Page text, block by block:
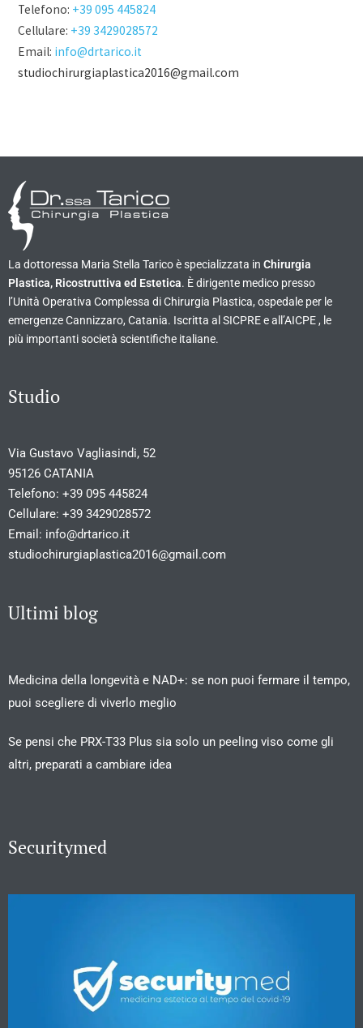
Telefono: +39 095 445824
Cellulare: +39 3429028572
Email: info@drtarico.it
studiochirurgiaplastica2016@gmail.com
La dottoressa Maria Stella Tarico è specializzata in Chirurgia
Plastica, Ricostruttiva ed Estetica. È dirigente medico presso
l’Unità Operativa Complessa di Chirurgia Plastica, ospedale per le
emergenze Cannizzaro, Catania. Iscritta al SICPRE e all’AICPE , le
più importanti società scientifiche italiane.
Studio
Via Gustavo Vagliasindi, 52
95126 CATANIA
Telefono: +39 095 445824
Cellulare: +39 3429028572
Email: info@drtarico.it
studiochirurgiaplastica2016@gmail.com
Ultimi blog
Medicina della longevità e NAD+: se non puoi fermare il tempo,
puoi scegliere di viverlo meglio
Se pensi che PRX-T33 Plus sia solo un peeling viso come gli
altri, preparati a cambiare idea
Securitymed